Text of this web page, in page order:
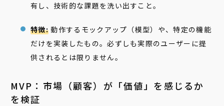
有し、技術的な課題を洗い出すこと。
特徴:動作するモックアップ（模型）や、特定の機能
だけを実装したもの。必ずしも実際のユーザーに提
供されるとは限りません。
MVP：市場（顧客）が「価値」を感じるか
を検証